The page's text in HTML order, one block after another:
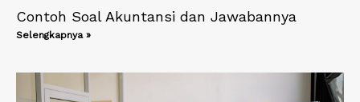
Contoh Soal Akuntansi dan Jawabannya
Selengkapnya »